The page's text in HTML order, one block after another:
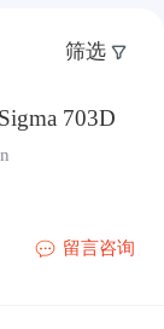
筛选
703D
留言咨询